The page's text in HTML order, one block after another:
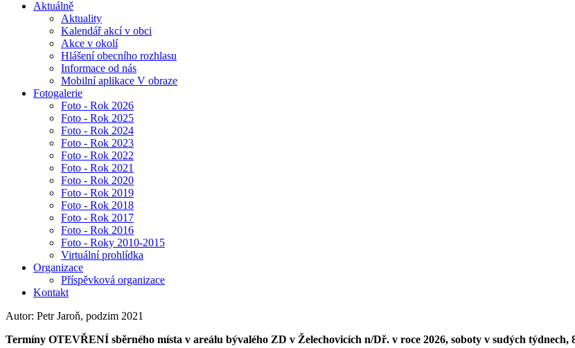
Aktuálně
Aktuality
Kalendář akcí v obci
Akce v okolí
Hlášení obecního rozhlasu
Informace od nás
Mobilní aplikace V obraze
Fotogalerie
Foto - Rok 2026
Foto - Rok 2025
Foto - Rok 2024
Foto - Rok 2023
Foto - Rok 2022
Foto - Rok 2021
Foto - Rok 2020
Foto - Rok 2019
Foto - Rok 2018
Foto - Rok 2017
Foto - Rok 2016
Foto - Roky 2010-2015
Virtuální prohlídka
Organizace
Příspěvková organizace
Kontakt
Autor: Petr Jaroň, podzim 2021
Termíny OTEVŘENÍ sběrného místa v areálu bývalého ZD v Želechovicích n/Dř. v roce 2026, soboty v sudých týdnech,